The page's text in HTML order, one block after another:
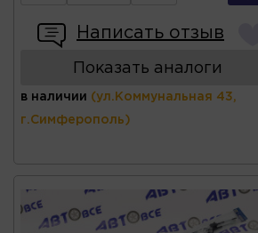
Написать отзыв
Показать аналоги
в наличии (ул.Коммунальная 43,
г.Симферополь)